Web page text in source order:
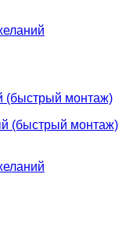
(быстрый монтаж)